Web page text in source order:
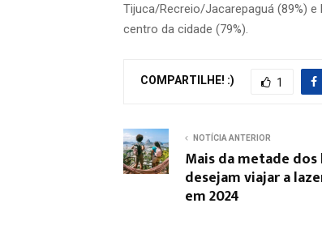
Tijuca/Recreio/Jacarepaguá (89%)
centro da cidade (79%).
COMPARTILHE! :) 1
NOTÍCIA ANTERIOR
Mais da metade
desejam viajar a
em 2024